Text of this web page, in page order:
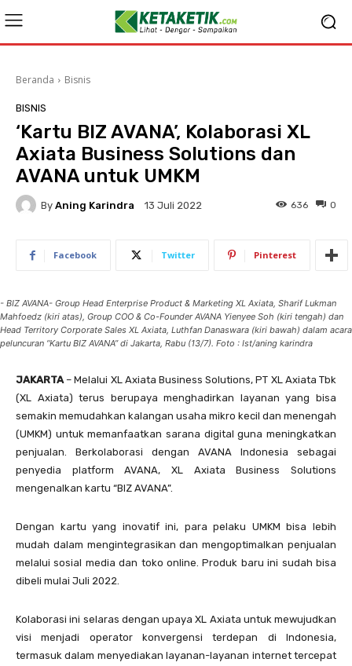
Beranda Bisnis
BISNIS
‘Kartu BIZ AVANA’, Kolaborasi XL
Axiata Business Solutions dan
AVANA untuk UMKM
By Aning Karindra 13 Juli 2022 0
636
Facebook Twitter Pinterest
- BIZ AVANA- Group Head Enterprise Product & Marketing XL Axiata, Sharif Lukman
Mahfoedz (kiri atas), Group COO & Co-Founder AVANA Yienyee Soh (kiri tengah) dan
Head Territory Corporate Sales XL Axiata, Luthfan Danaswara (kiri bawah) dalam acara
peluncuran “Kartu BIZ AVANA” di Jakarta, Rabu (13/7). Foto : Ist/aning karindra
JAKARTA – Melalui XL Axiata Business Solutions, PT XL Axiata Tbk
(XL Axiata) terus berupaya menghadirkan layanan yang bisa
semakin memudahkan kalangan usaha mikro kecil dan menengah
(UMKM) untuk memanfaatkan sarana digital guna meningkatkan
penjualan. Berkolaborasi dengan AVANA Indonesia sebagai
penyedia platform AVANA, XL Axiata Business Solutions
mengenalkan kartu “BIZ AVANA”.
Dengan kartu yang inovatif ini, para pelaku UMKM bisa lebih
mudah dalam mengintegrasikan dan mengoptimalkan penjualan
melalui sosial media dan toko online. Produk baru ini sudah bisa
dibeli mulai Juli 2022.
Kolaborasi ini selaras dengan upaya XL Axiata untuk mewujudkan
visi menjadi operator konvergensi terdepan di Indonesia,
termasuk dalam menyediakan layanan-layanan internet tercepat